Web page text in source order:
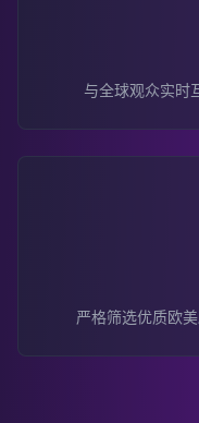
与全球观众实时
严格筛选优质欧